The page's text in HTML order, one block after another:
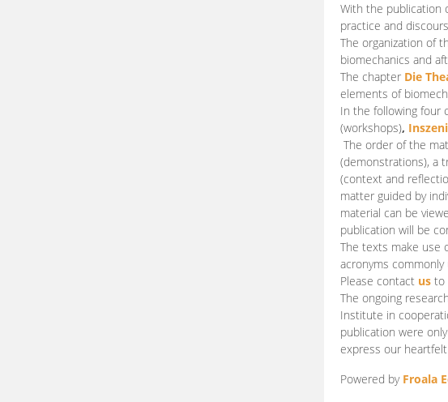
With the publication
practice and
The organization of
biomechanics and
The chapter Die
elements of
In the following four
(workshops),
The order of the
(demonstrations), a
(context and
matter guided by
material can be
publication will be
The texts make use
acronyms
Please contact us to
The ongoing
Institute in
publication were
express our
Powered by Froala